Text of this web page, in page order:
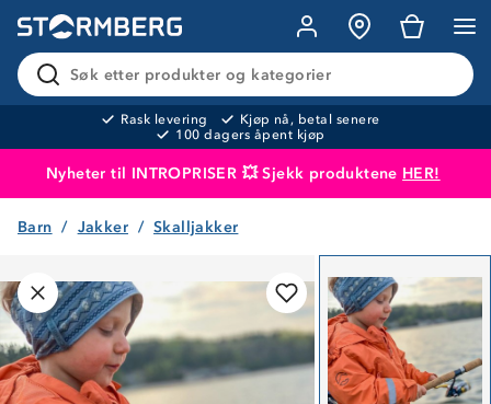
Søk etter produkter og kategorier
Rask levering
Kjøp nå, betal senere
100 dagers åpent kjøp
Nyheter til INTROPRISER 💥 Sjekk produktene HER!
Produktet er lagt i handlekurven
Barn Jakker Skalljakker